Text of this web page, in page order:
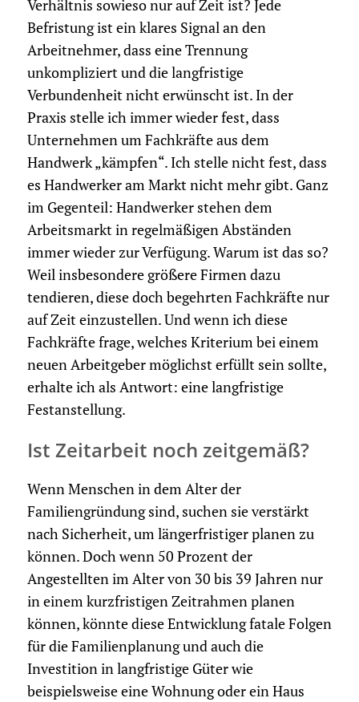
Verhältnis sowieso nur auf Zeit ist? Jede
Befristung ist ein klares Signal an den
Arbeitnehmer, dass eine Trennung
unkompliziert und die langfristige
Verbundenheit nicht erwünscht ist. In der
Praxis stelle ich immer wieder fest, dass
Unternehmen um Fachkräfte aus dem
Handwerk „kämpfen“. Ich stelle nicht fest, dass
es Handwerker am Markt nicht mehr gibt. Ganz
im Gegenteil: Handwerker stehen dem
Arbeitsmarkt in regelmäßigen Abständen
immer wieder zur Verfügung. Warum ist das so?
Weil insbesondere größere Firmen dazu
tendieren, diese doch begehrten Fachkräfte nur
auf Zeit einzustellen. Und wenn ich diese
Fachkräfte frage, welches Kriterium bei einem
neuen Arbeitgeber möglichst erfüllt sein sollte,
erhalte ich als Antwort: eine langfristige
Festanstellung.
Ist Zeitarbeit noch zeitgemäß?
Wenn Menschen in dem Alter der
Familiengründung sind, suchen sie verstärkt
nach Sicherheit, um längerfristiger planen zu
können. Doch wenn 50 Prozent der
Angestellten im Alter von 30 bis 39 Jahren nur
in einem kurzfristigen Zeitrahmen planen
können, könnte diese Entwicklung fatale Folgen
für die Familienplanung und auch die
Investition in langfristige Güter wie
beispielsweise eine Wohnung oder ein Haus